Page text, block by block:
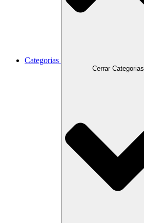
Categorias
Cerrar Categorias